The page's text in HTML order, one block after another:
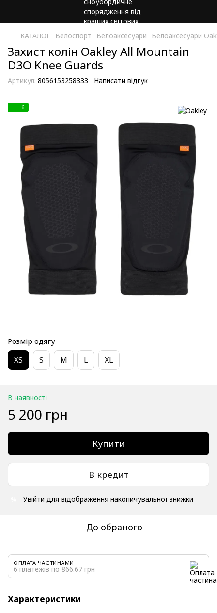
КАТАЛОГ Велоспорт Велоаксесуари Велоаксесуари
Захист колін Oakley All Mountain
D3O Knee Guards
Артикул: 8056153258333 Написати відгук
6
Розмір одягу
XS S M L XL
В наявності
5 200 грн
Купити
В кредит
Увійти для відображення накопичувальної знижки
До обраного
ОПЛАТА ЧАСТИНАМИ
6 платежів по 866.67 грн
Характеристики